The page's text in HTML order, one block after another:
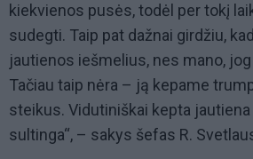
kiekvienos pusės, todėl per tokį
sudegti. Taip pat dažnai girdžiu,
jautienos iešmelius, nes mano,
Tačiau taip nėra – ją kepame
steikus. Vidutiniškai kepta
sultinga“, – sakys šefas R.